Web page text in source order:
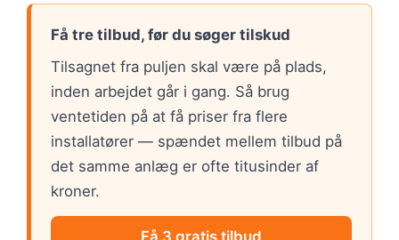
Få tre tilbud, før du søger tilskud
Tilsagnet fra puljen skal være på plads,
inden arbejdet går i gang. Så brug
ventetiden på at få priser fra flere
installatører — spændet mellem tilbud på
det samme anlæg er ofte titusinder af
kroner.